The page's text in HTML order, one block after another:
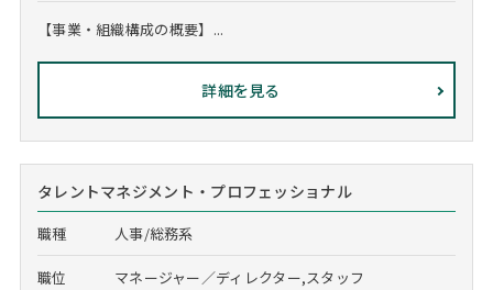
【事業・組織構成の概要】...
詳細を見る
タレントマネジメント・プロフェッショナル
職種 人事/総務系
職位 マネージャー／ディレクター,スタッフ